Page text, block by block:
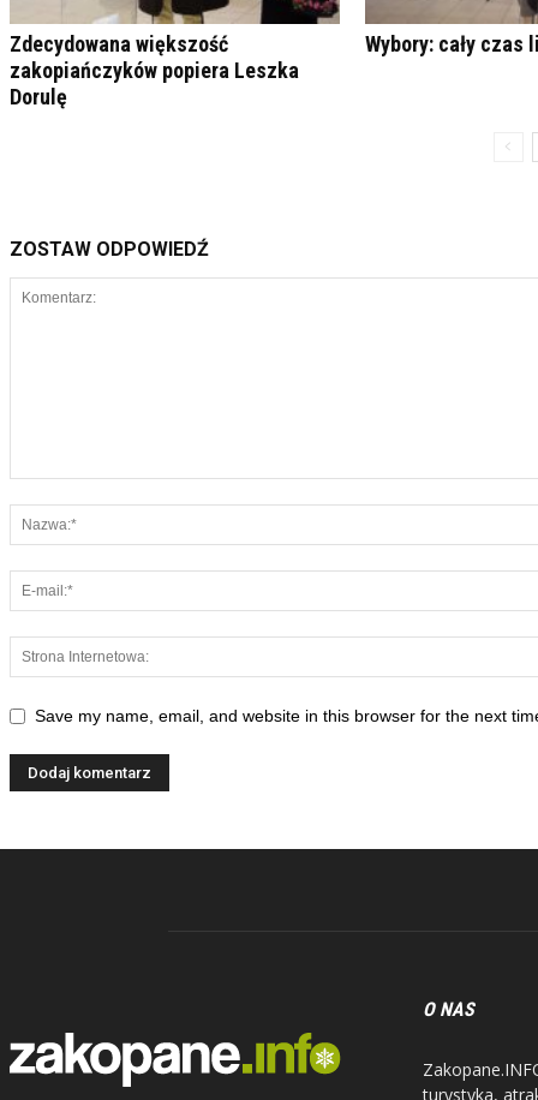
Zdecydowana większość
zakopiańczyków popiera Leszka
Dorulę
Wybory: cały czas
ZOSTAW ODPOWIEDŹ
Save my name, email, and website in this browser for the next
O NAS
turystyka,